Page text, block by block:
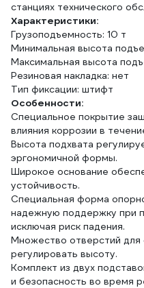
станциях технического
Характеристики:
Грузоподъемность: 10 т
Минимальная высота
Максимальная высота
Резиновая накладка: нет
Тип фиксации: штифт
Особенности:
Специальное покрытие
влияния коррозии в
Высота подхвата
эргономичной формы.
Широкое основание
устойчивость.
Специальная форма
надежную поддержку при
исключая риск падения.
Множество отверстий для
регулировать высоту.
Комплект из двух
и безопасность во время